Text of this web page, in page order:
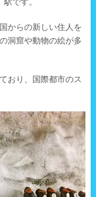
からの新しい住人を
洞窟や動物の絵が多
おり、国際都市のス